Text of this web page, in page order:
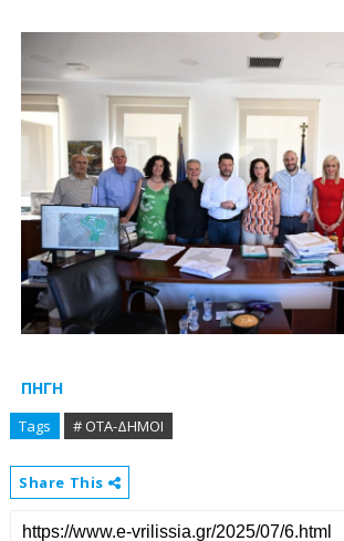
ΠΗΓΗ
Tags # ΟΤΑ-ΔΗΜΟΙ
Share This